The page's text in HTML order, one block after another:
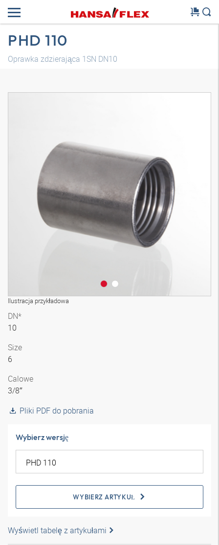
PHD 110
Oprawka zdzierająca 1SN DN10
Ilustracja przykładowa
DN*
10
Size
6
Calowe
3/8″
Pliki PDF do pobrania
Wybierz wersję
WYBIERZ ARTYKUŁ
Wyświetl tabelę z artykułami